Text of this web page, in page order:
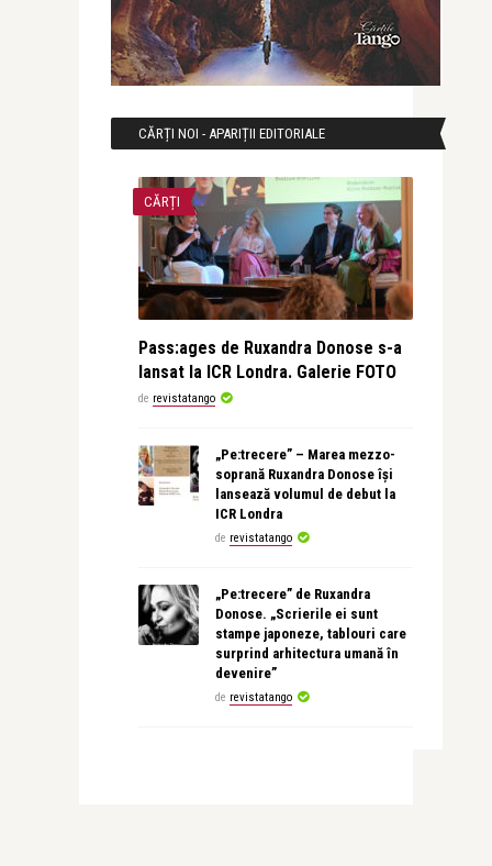
CĂRȚI NOI - APARIȚII EDITORIALE
CĂRȚI
Pass:ages de Ruxandra Donose s-a
lansat la ICR Londra. Galerie FOTO
de revistatango
„Pe:trecere” – Marea mezzo-
soprană Ruxandra Donose își
lansează volumul de debut la
ICR Londra
de revistatango
„Pe:trecere” de Ruxandra
Donose. „Scrierile ei sunt
stampe japoneze, tablouri care
surprind arhitectura umană în
devenire”
de revistatango